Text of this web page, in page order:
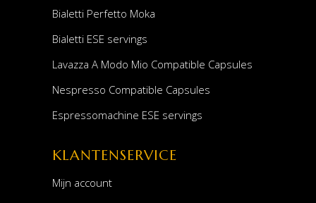
Bialetti Perfetto Moka
Bialetti ESE servings
Lavazza A Modo Mio Compatible Capsules
Nespresso Compatible Capsules
Espressomachine ESE servings
KLANTENSERVICE
Mijn account